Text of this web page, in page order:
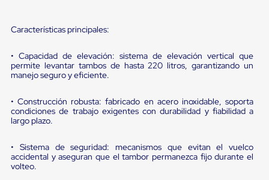
andén
Hidráulicas
de
patio
portátiles
de
patio
Cargas
Convencionales
Sellos
Características principales:
• Capacidad de elevación: sistema de elevación vertical que
permite levantar tambos de hasta 220 litros, garantizando un
manejo seguro y eficiente.
• Construcción robusta: fabricado en acero inoxidable, soporta
condiciones de trabajo exigentes con durabilidad y fiabilidad a
largo plazo.
• Sistema de seguridad: mecanismos que evitan el vuelco
accidental y aseguran que el tambor permanezca fijo durante el
volteo.